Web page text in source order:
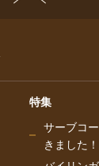
特集
サーブコ
きました！